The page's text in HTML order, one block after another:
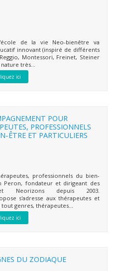
de la vie Neo-bienêtre va
innovant (inspiré de différents
Montessori, Freinet, Steiner
très...
ici
POUR
PROFESSIONNELS
ÊTRE ET PARTICULIERS
professionnels du bien-
Peron, fondateur et dirigeant des
Neorizons depuis 2003.
s'adresse aux thérapeutes et
genres, thérapeutes...
ici
DU ZODIAQUE